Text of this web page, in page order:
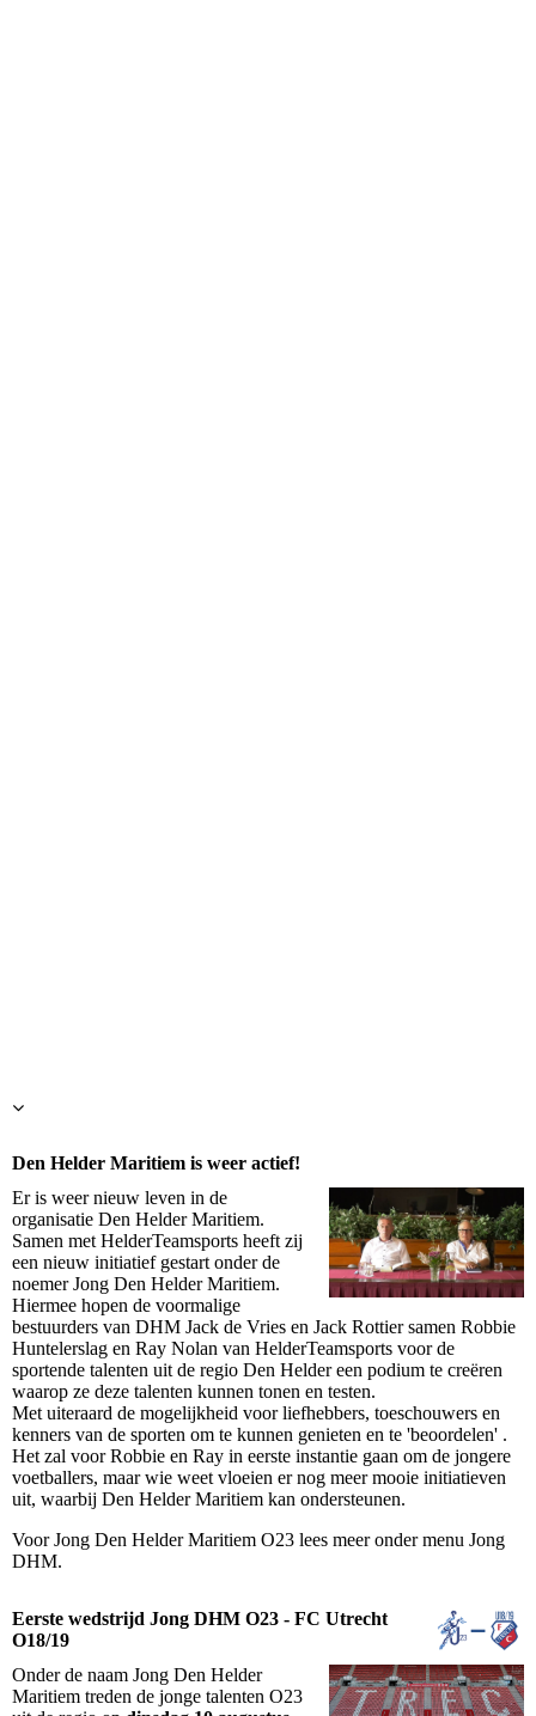
Den Helder Maritiem is weer actief!
Er is weer nieuw leven in de
organisatie Den Helder Maritiem.
Samen met HelderTeamsports heeft zij
een nieuw initiatief gestart onder de
noemer Jong Den Helder Maritiem.
Hiermee hopen de voormalige
bestuurders van DHM Jack de Vries en Jack Rottier samen Robbie
Huntelerslag en Ray Nolan van HelderTeamsports voor de
sportende talenten uit de regio Den Helder een podium te creëren
waarop ze deze talenten kunnen tonen en testen.
Met uiteraard de mogelijkheid voor liefhebbers, toeschouwers en
kenners van de sporten om te kunnen genieten en te 'beoordelen' .
Het zal voor Robbie en Ray in eerste instantie gaan om de jongere
voetballers, maar wie weet vloeien er nog meer mooie initiatieven
uit, waarbij Den Helder Maritiem kan ondersteunen.
Voor Jong Den Helder Maritiem O23 lees meer onder menu Jong
DHM.
Eerste wedstrijd Jong DHM O23 - FC Utrecht
O18/19
Onder de naam Jong Den Helder
Maritiem treden de jonge talenten O23